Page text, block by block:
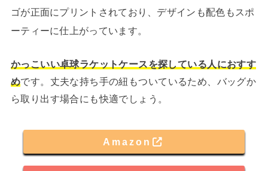
ゴが正面にプリントされており、デザインも配色もスポ
ーティーに仕上がっています。
かっこいい卓球ラケットケースを探している人におすす
めです。丈夫な持ち手の紐もついているため、バッグか
ら取り出す場合にも快適でしょう。
Amazon